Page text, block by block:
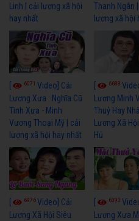
Linh | cải lương xã hội
hay nhất
Thanh Ngân
lương xã hội
6071 Video] Cải
Lương Xưa : Nghĩa Cũ
Tình Xưa - Minh
Vương Thoại Mỹ | cải
lương xã hội hay nhất
6688
Lương Minh
Thuỷ Hay
Lương Xã
Hủ
6976Video] Cải
Lương Xã Hội Siêu
6393
Lương Xưa